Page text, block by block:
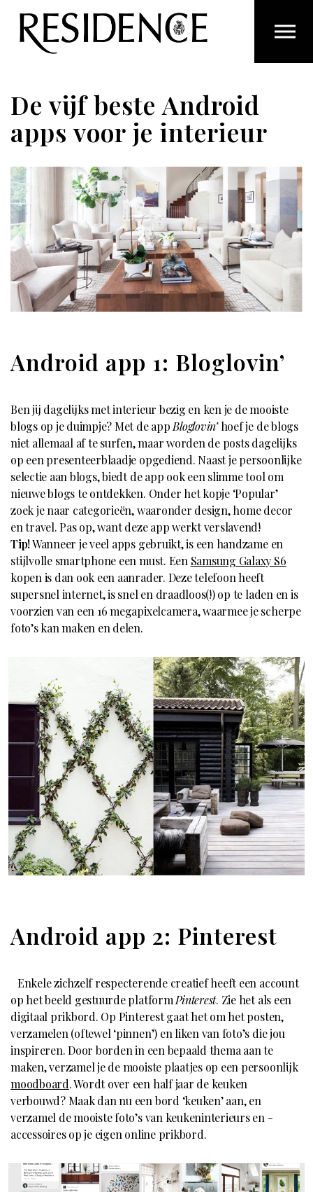
Overslaan en ga direct naar de inhoud
De vijf beste Android
apps voor je interieur
Android app 1: Bloglovin’
Ben jij dagelijks met interieur bezig en ken je de mooiste
blogs op je duimpje? Met de appBloglovin’hoef je de blogs
niet allemaal af te surfen, maar worden de posts dagelijks
op een presenteerblaadje opgediend. Naast je persoonlijke
selectie aan blogs, biedt de app ook een slimme tool om
nieuwe blogs te ontdekken. Onder het kopje ‘Popular’
zoek je naar categorieën, waaronder design, home decor
en travel. Pas op, want deze app werkt verslavend!
Tip!Wanneer je veel apps gebruikt, is een handzame en
stijlvolle smartphone een must. Een Samsung Galaxy S6
kopen is dan ook een aanrader. Deze telefoon heeft
supersnel internet, is snel en draadloos(!) op te laden en is
voorzien van een 16 megapixelcamera, waarmee je scherpe
foto’s kan maken en delen.
Android app 2: Pinterest
Enkele zichzelf respecterende creatief heeft een account
op het beeld gestuurde platform Pinterest. Zie het als een
digitaal prikbord. Op Pinterest gaat het om het posten,
verzamelen (oftewel ‘pinnen’) en liken van foto’s die jou
inspireren. Door borden in een bepaald thema aan te
maken, verzamel je de mooiste plaatjes op een persoonlijk
moodboard. Wordt over een half jaar de keuken
verbouwd? Maak dan nu een bord ‘keuken’ aan, en
verzamel de mooiste foto’s van keukeninterieurs en -
accessoires op je eigen online prikbord.